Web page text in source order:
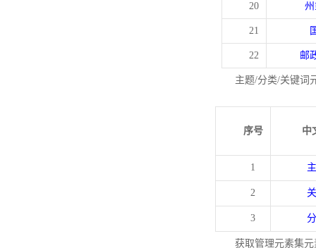
20
21
22 邮
主题/分类/关键词
序号 中
1
2
3
获取管理元素集